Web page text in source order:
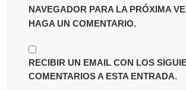
NAVEGADOR PARA LA PRÓXIMA
HAGA UN COMENTARIO.
RECIBIR UN EMAIL CON LOS
COMENTARIOS A ESTA ENTRADA.